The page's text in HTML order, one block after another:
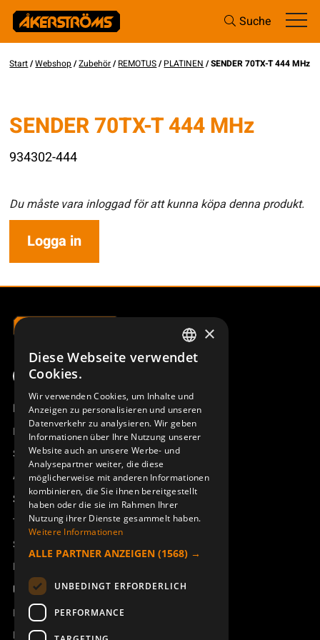
Suche
Start/Webshop/Zubehör/REMOTUS/PLATINEN / SENDER 70TX-T 444 MHz
SENDER 70TX-T 444 MHz
934302-444
Du måste vara inloggad för att kunna köpa denna produkt.
Logga in
Produktübersicht
Remotus
Sesam
Access_Ctrl
Support
Technischer Support
Service buchen
Handbücher und Videoanleitungen
Über Åkerströms
Kontakt
Neuigkeiten
SWEDISH
DEUTSCH
×
Diese Webseite verwendet
Cookies.
Wir verwenden Cookies, um Inhalte und
Anzeigen zu personalisieren und unseren
Datenverkehr zu analysieren. Wir geben
Informationen über Ihre Nutzung unserer
Website auch an unsere Werbe- und
Analysepartner weiter, die diese
möglicherweise mit anderen Informationen
kombinieren, die Sie ihnen bereitgestellt
haben oder die sie im Rahmen Ihrer
Nutzung ihrer Dienste gesammelt haben.
Weitere Informationen
ALLE PARTNER ANZEIGEN (1568) →
UNBEDINGT ERFORDERLICH
PERFORMANCE